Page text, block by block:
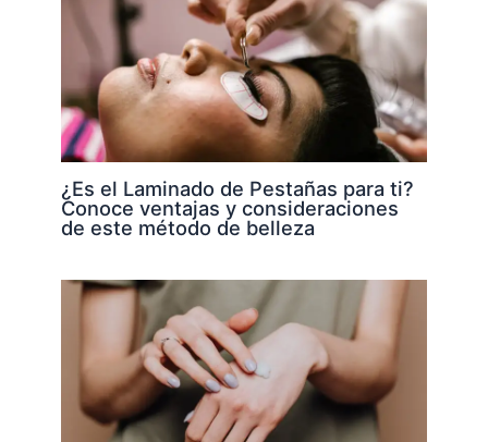
¿Es el Laminado de Pestañas para ti?
Conoce ventajas y consideraciones
de este método de belleza